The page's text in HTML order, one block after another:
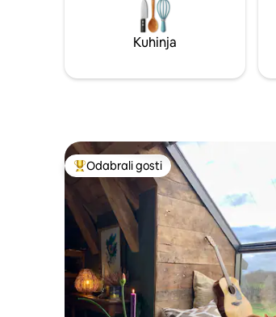
Kuhinja
Među najviše rangiranima s oznakom
Odabrali gosti